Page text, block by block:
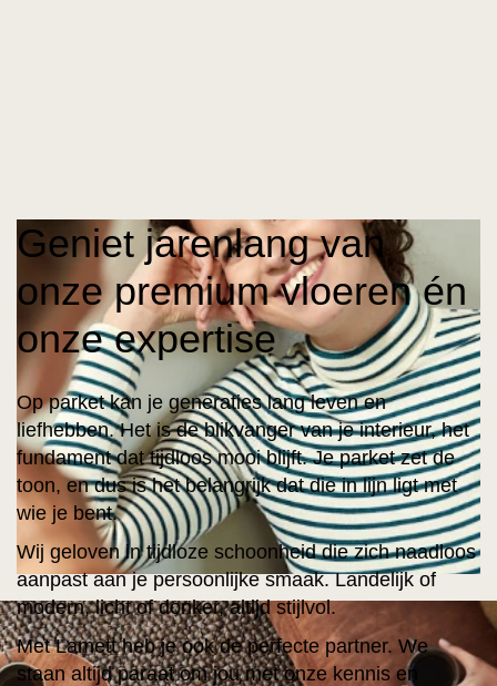
Geniet jarenlang van
onze premium vloeren én
onze expertise
Op parket kan je generaties lang leven en
liefhebben. Het is de blikvanger van je interieur, het
fundament dat tijdloos mooi blijft. Je parket zet de
toon, en dus is het belangrijk dat die in lijn ligt met
wie je bent.
Wij geloven in tijdloze schoonheid die zich naadloos
aanpast aan je persoonlijke smaak. Landelijk of
modern, licht of donker, altijd stijlvol.
Met Lamett heb je ook de perfecte partner. We
staan altijd paraat om jou met onze kennis en